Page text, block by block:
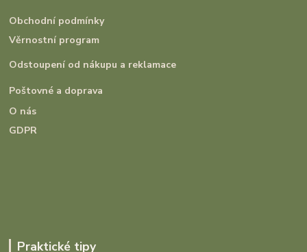
Obchodní podmínky
Věrnostní program
Odstoupení od nákupu a reklamace
Poštovné a doprava
O nás
GDPR
Praktické tipy